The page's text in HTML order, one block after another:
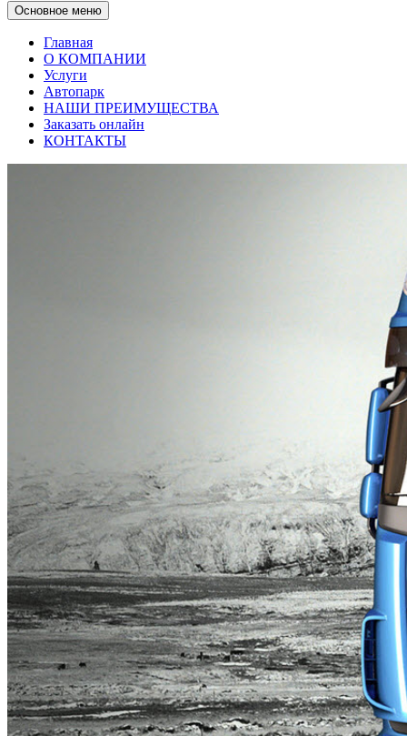
Основное меню
Главная
О КОМПАНИИ
Услуги
Автопарк
НАШИ ПРЕИМУЩЕСТВА
Заказать онлайн
КОНТАКТЫ